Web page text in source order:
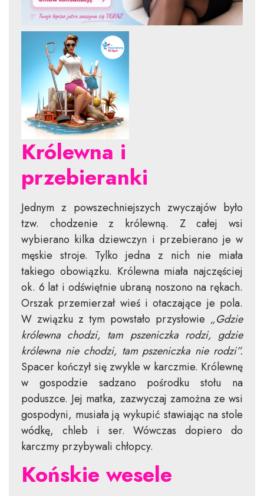
Królewna i
przebieranki
Jednym z powszechniejszych zwyczajów było
tzw. chodzenie z królewną. Z całej wsi
wybierano kilka dziewczyn i przebierano je w
męskie stroje. Tylko jedna z nich nie miała
takiego obowiązku. Królewna miała najczęściej
ok. 6 lat i odświętnie ubraną noszono na rękach.
Orszak przemierzał wieś i otaczające je pola.
W związku z tym powstało przysłowie „Gdzie
królewna chodzi, tam pszeniczka rodzi, gdzie
królewna nie chodzi, tam pszeniczka nie rodzi”.
Spacer kończył się zwykle w karczmie. Królewnę
w gospodzie sadzano pośrodku stołu na
poduszce. Jej matka, zazwyczaj zamożna ze wsi
gospodyni, musiała ją wykupić stawiając na stole
wódkę, chleb i ser. Wówczas dopiero do
karczmy przybywali chłopcy.
Końskie wesele